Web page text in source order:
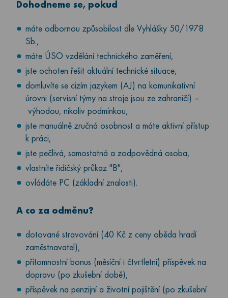
Dohodneme se, pokud
máte odbornou způsobilost dle Vyhlášky 50/1978
Sb.,
máte ÚSO vzdělání technického zaměření,
jste ochoten řešit aktuální technické situace,
domluvíte se cizím jazykem (AJ) na komunikativní
úrovni (servisní týmy na stroje jsou ze zahraničí) –
výhodou, nikoliv podmínkou,
jste manuálně zručná osobnost a máte aktivní přístup
k práci,
jste pečlivá, samostatná a zodpovědná osoba,
vlastníte řidičský průkaz "B",
ovládáte PC (základní znalosti).
A co za odměnu?
dotované stravování (40 Kč z ceny oběda hradí
zaměstnavatel),
přítomnostní bonus (měsíční i čtvrtletní) příspěvek na
dopravu (po zkušební době),
příspěvek na penzijní a životní pojištění (po zkušební